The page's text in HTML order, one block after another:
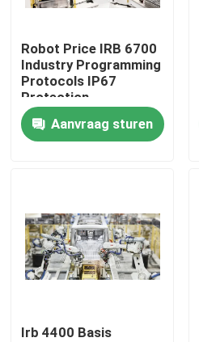
Over ons
Fabriekstocht
Neem contact met ons op
Nieuws
Gevallen
Robot Price IRB 6700
Industry Programming
Protocols IP67
Protection
Aanvraag sturen
Irb 4400 Basis